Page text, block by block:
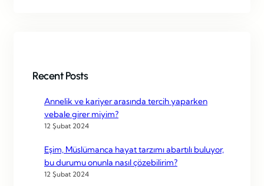
Recent Posts
Annelik ve kariyer arasında tercih yaparken
vebale girer miyim?
12 Şubat 2024
Eşim, Müslümanca hayat tarzımı abartılı buluyor,
bu durumu onunla nasıl çözebilirim?
12 Şubat 2024